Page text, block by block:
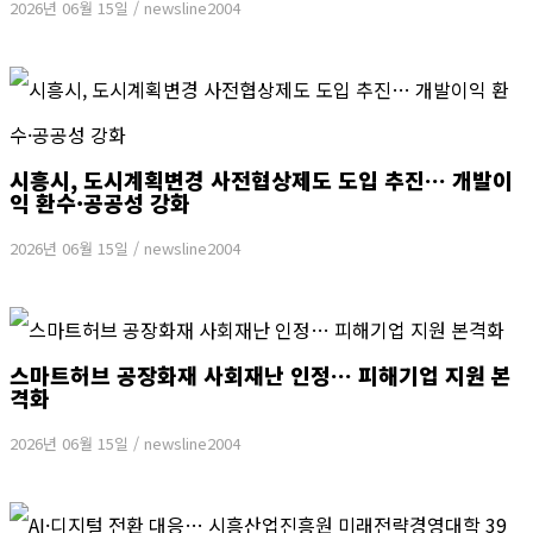
2026년 06월 15일 / newsline2004
시흥시, 도시계획변경 사전협상제도 도입 추진… 개발이
익 환수·공공성 강화
2026년 06월 15일 / newsline2004
스마트허브 공장화재 사회재난 인정… 피해기업 지원 본
격화
2026년 06월 15일 / newsline2004